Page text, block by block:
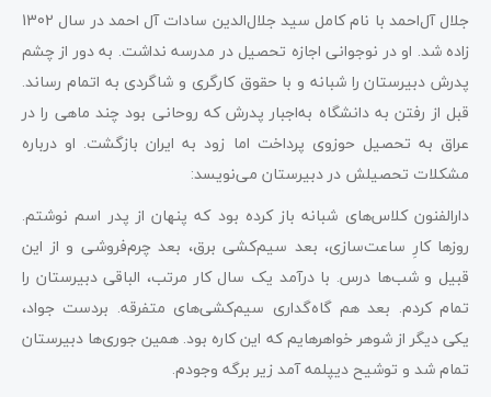
جلال آل‌احمد با نام کامل سید جلال‌الدین سادات آل احمد در سال 1302
زاده شد. او در نوجوانی اجازه تحصیل در مدرسه نداشت. به دور از چشم
پدرش دبیرستان را شبانه و با حقوق کارگری و شاگردی به اتمام رساند.
قبل از رفتن به دانشگاه به‌اجبار پدرش که روحانی بود چند ماهی را در
عراق به تحصیل حوزوی پرداخت اما زود به ایران بازگشت. او درباره
مشکلات تحصیلش در دبیرستان می‌نویسد:
دارالفنون ‌کلاس‌های شبانه باز کرده بود که پنهان از پدر اسم نوشتم.
روزها کارِ ساعت‌سازی، بعد سیم‌کشی برق، بعد چرم‌فروشی و از این
قبیل و شب‌ها درس. با درآمد یک سال کار مرتب، الباقی دبیرستان را
تمام کردم. بعد هم گاه‌گداری سیم‌کشی‌های متفرقه. بردست جواد،
یکی دیگر از شوهر خواهرهایم که این کاره بود. همین جوری‌ها دبیرستان
تمام شد و توشیح دیپلمه آمد زیر برگه وجودم.